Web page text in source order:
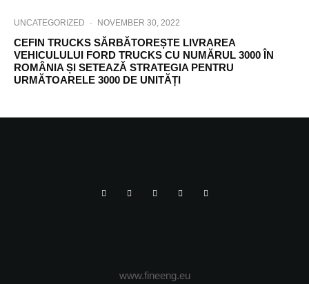
UNCATEGORIZED · NOVEMBER 30, 2022
CEFIN TRUCKS SĂRBĂTOREȘTE LIVRAREA
VEHICULULUI FORD TRUCKS CU NUMĂRUL 3000 ÎN
ROMÂNIA ȘI SETEAZĂ STRATEGIA PENTRU
URMĂTOARELE 3000 DE UNITĂȚI
www.fineeng.eu